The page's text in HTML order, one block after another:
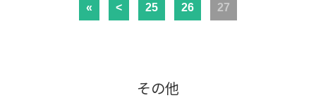
« < 25 26 27
その他